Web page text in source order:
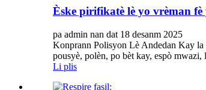
Èske pirifikatè lè yo vrèman
pa admin nan dat 18 desanm 2025
Konprann Polisyon Lè Andedan Kay la
pousyè, polèn, po bèt kay, espò
Li plis